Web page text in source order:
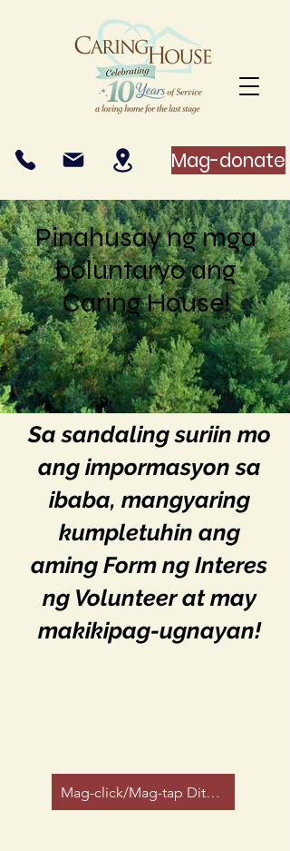
Mag-donate
Pinahusay ng mga
boluntaryo ang
Caring House!
Sa sandaling suriin mo
ang impormasyon sa
ibaba, mangyaring
kumpletuhin ang
aming Form ng Interes
ng Volunteerat may
makikipag-ugnayan!
Mag-click/Mag-tap Dito Para Mag-volunteer